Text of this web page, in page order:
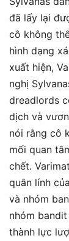
đã lấy lại
cô không
hình dạng
xuất hiện,
nghị
dreadlords
dịch và
nói rằng cô
mối quan
chết.
quân lính
và nhóm
nhóm
thành lực